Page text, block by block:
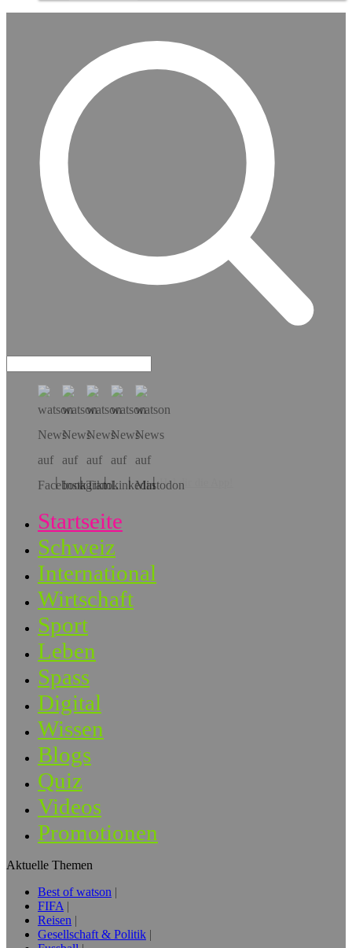
Hol dir die App!
Startseite
Schweiz
International
Wirtschaft
Sport
Leben
Spass
Digital
Wissen
Blogs
Quiz
Videos
Promotionen
Aktuelle Themen
Best of watson
FIFA
Reisen
Gesellschaft & Politik